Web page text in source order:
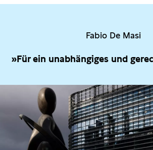
Fabio De Masi
»Für ein unabhängiges und